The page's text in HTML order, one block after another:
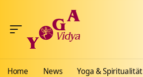
Home News Yoga & Spiritualität